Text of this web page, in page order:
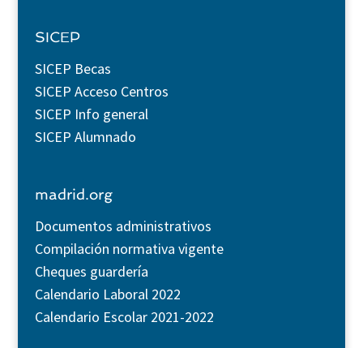
SICEP
SICEP Becas
SICEP Acceso Centros
SICEP Info general
SICEP Alumnado
madrid.org
Documentos administrativos
Compilación normativa vigente
Cheques guardería
Calendario Laboral 2022
Calendario Escolar 2021-2022